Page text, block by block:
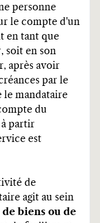
personne
le compte d'un
en tant que
soit en son
après avoir
par le
le mandataire
du
partir
est
de
agit au sein
biens ou de